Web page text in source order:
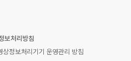
보처리방침
상정보처리기기 운영관리 방침